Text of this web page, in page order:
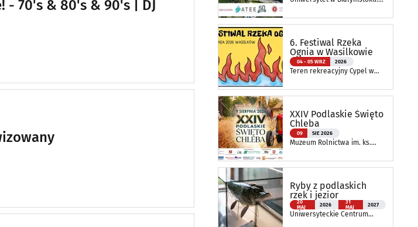
- 70's & 80's & 90's | DJ
6. Festiwal Rzeka
Ognia w Wasilkowie
04 - 05 WRZ 2026
Teren rekreacyjny Cypel w
XXIV Podlaskie Święto
Chleba
09 SIE 2026
Muzeum Rolnictwa im. ks.
Ciechanowcu
Ryby z podlaskich
rzek i jezior
20
MAJ
2026
31
MAJ
2027
Uniwersyteckie Centrum